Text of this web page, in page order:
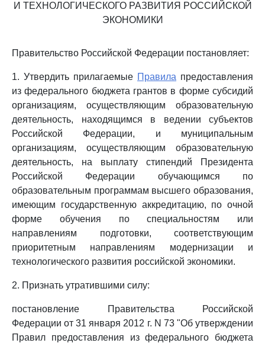
И ТЕХНОЛОГИЧЕСКОГО РАЗВИТИЯ РОССИЙСКОЙ
ЭКОНОМИКИ
Правительство Российской Федерации постановляет:
1. Утвердить прилагаемые Правила предоставления
из федерального бюджета грантов в форме субсидий
организациям, осуществляющим образовательную
деятельность, находящимся в ведении субъектов
Российской Федерации, и муниципальным
организациям, осуществляющим образовательную
деятельность, на выплату стипендий Президента
Российской Федерации обучающимся по
образовательным программам высшего образования,
имеющим государственную аккредитацию, по очной
форме обучения по специальностям или
направлениям подготовки, соответствующим
приоритетным направлениям модернизации и
технологического развития российской экономики.
2. Признать утратившими силу:
постановление Правительства Российской
Федерации от 31 января 2012 г. N 73 "Об утверждении
Правил предоставления из федерального бюджета